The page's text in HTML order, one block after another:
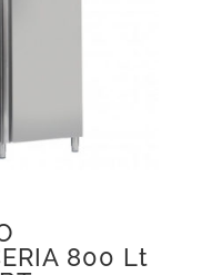
800 Lt